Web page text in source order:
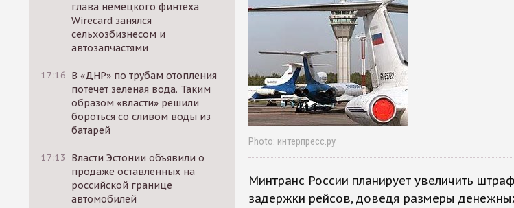
глава немецкого финтеха
Wirecard занялся
сельхозбизнесом и
автозапчастями
17:16 В «ДНР» по трубам отопления
потечет зеленая вода. Таким
образом «власти» решили
бороться со сливом воды из
батарей
17:13
Власти Эстонии объявили о
продаже оставленных на
российской границе
автомобилей
Photo: интерпресс.ру
Минтранс России планирует увеличить
задержки рейсов, доведя размеры